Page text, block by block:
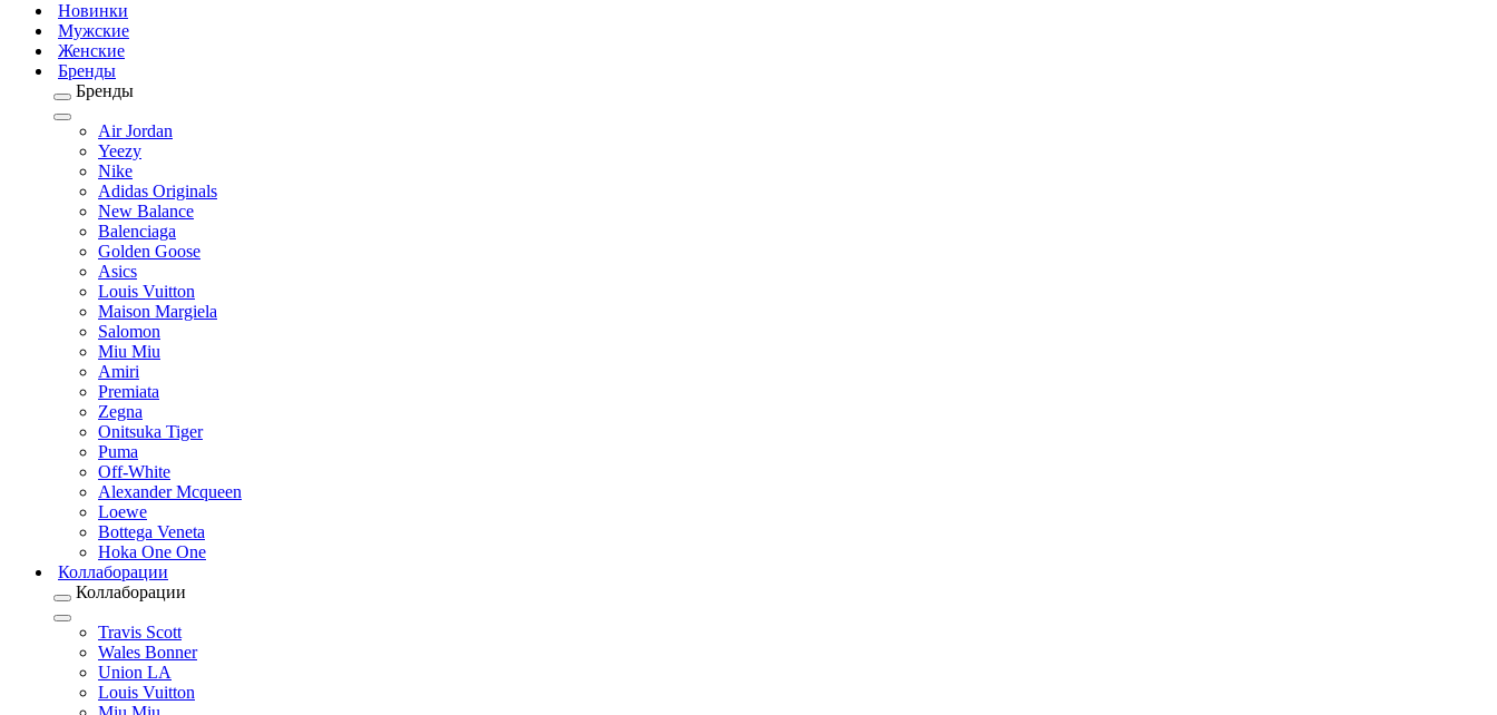
Новинки
Мужские
Женские
Бренды
Бренды
Air Jordan
Yeezy
Nike
Adidas Originals
New Balance
Balenciaga
Golden Goose
Asics
Louis Vuitton
Maison Margiela
Salomon
Miu Miu
Amiri
Premiata
Zegna
Onitsuka Tiger
Puma
Off-White
Alexander Mcqueen
Loewe
Bottega Veneta
Hoka One One
Коллаборации
Коллаборации
Travis Scott
Wales Bonner
Union LA
Louis Vuitton